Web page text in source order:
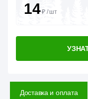
14₽ /шт
Доставка и оплата